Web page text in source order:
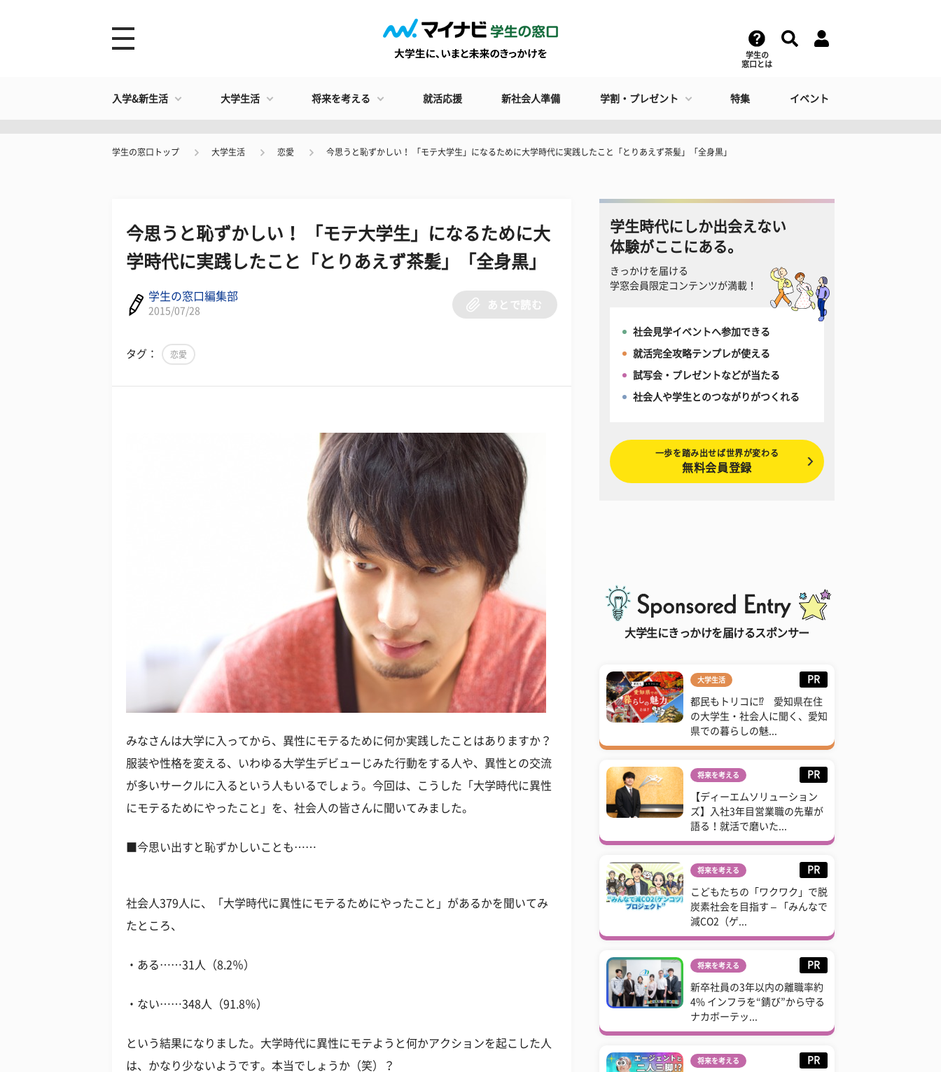
学生の
窓口とは
入学&新生活 大学生活 将来を考える 就活応援 新社会人準備 学割・プレゼント 特集 イベント
学生の窓口トップ 大学生活 恋愛 今思うと恥ずかしい！ 「モテ大学生」になるために大学時代に実践したこと「とりあえず茶髪」「全身黒」
今思うと恥ずかしい！ 「モテ大学生」になるために大
学時代に実践したこと「とりあえず茶髪」「全身黒」
学生の窓口編集部
2015/07/28
あとで読む
タグ： 恋愛
みなさんは大学に入ってから、異性にモテるために何か実践したことはありますか？
服装や性格を変える、いわゆる大学生デビューじみた行動をする人や、異性との交流
が多いサークルに入るという人もいるでしょう。今回は、こうした「大学時代に異性
にモテるためにやったこと」を、社会人の皆さんに聞いてみました。
■今思い出すと恥ずかしいことも……
社会人379人に、「大学時代に異性にモテるためにやったこと」があるかを聞いてみ
たところ、
・ある……31人（8.2％）
・ない……348人（91.8％）
という結果になりました。大学時代に異性にモテようと何かアクションを起こした人
は、かなり少ないようです。本当でしょうか（笑）？
学生時代にしか出会えない
体験がここにある。
きっかけを届ける
学窓会員限定コンテンツが満載！
社会見学イベントへ参加できる
就活完全攻略テンプレが使える
試写会・プレゼントなどが当たる
社会人や学生とのつながりがつくれる
一歩を踏み出せば世界が変わる
無料会員登録
大学生にきっかけを届けるスポンサー
大学生活 PR
都民もトリコに⁉ 愛知県在住
の大学生・社会人に聞く、愛知
県での暮らしの魅...
将来を考える PR
【ディーエムソリューション
ズ】入社3年目営業職の先輩が
語る！就活で磨いた...
将来を考える PR
こどもたちの「ワクワク」で脱
炭素社会を目指す – 「みんなで
減CO2（ゲ...
将来を考える PR
新卒社員の3年以内の離職率約
4% インフラを“錆び”から守る
ナカボーテッ...
将来を考える PR